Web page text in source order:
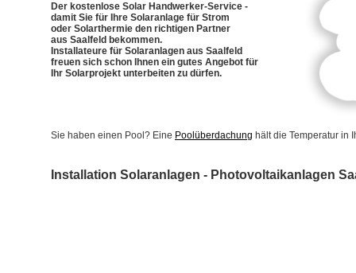
Der kostenlose Solar Handwerker-Service -
damit Sie für Ihre Solaranlage für Strom
oder Solarthermie den richtigen Partner
aus Saalfeld bekommen.
Installateure für Solaranlagen aus Saalfeld
freuen sich schon Ihnen ein gutes Angebot für
Ihr Solarprojekt unterbeiten zu dürfen.
Sie haben einen Pool? Eine Poolüberdachung hält die Temperatur in
Installation Solaranlagen - Photovoltaikanlagen